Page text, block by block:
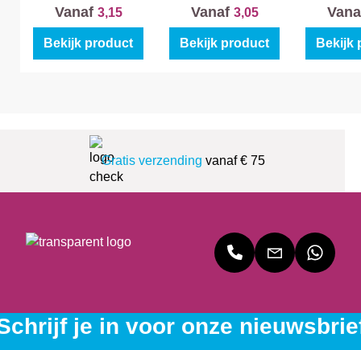
Vanaf 3,15
Bekijk product
Vanaf 3,05
Bekijk product Bekijk
Gratis verzending vanaf € 75
je in voor onze